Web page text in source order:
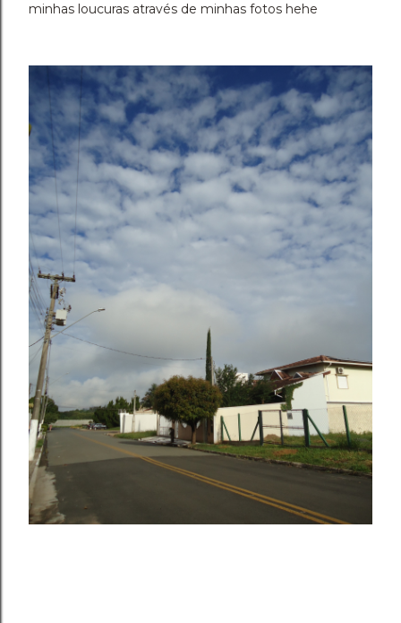
minhas loucuras através de minhas fotos hehe